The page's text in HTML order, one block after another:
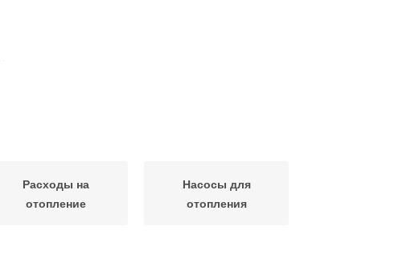
Расходы на
отопление
Насосы для
отопления